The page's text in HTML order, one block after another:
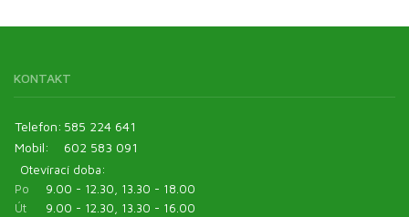
KONTAKT
Telefon: 585 224 641
Mobil:
602 583 091
Otevírací doba:
Po
9.00 - 12.30, 13.30 - 18.00
Út
9.00 - 12.30, 13.30 - 16.00